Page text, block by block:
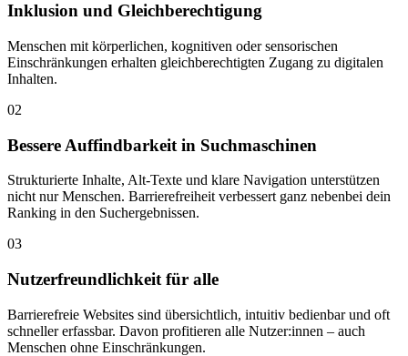
Inklusion und Gleichberechtigung
Menschen mit körperlichen, kognitiven oder sensorischen
Einschränkungen erhalten gleichberechtigten Zugang zu digitalen
Inhalten.
02
Bessere Auffindbarkeit in Suchmaschinen
Strukturierte Inhalte, Alt-Texte und klare Navigation unterstützen
nicht nur Menschen. Barrierefreiheit verbessert ganz nebenbei dein
Ranking in den Suchergebnissen.
03
Nutzerfreundlichkeit für alle
Barrierefreie Websites sind übersichtlich, intuitiv bedienbar und oft
schneller erfassbar. Davon profitieren alle Nutzer:innen – auch
Menschen ohne Einschränkungen.